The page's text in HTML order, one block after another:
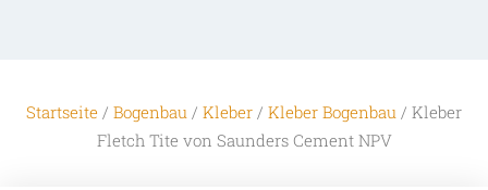
Startseite / Bogenbau / Kleber / Kleber Bogenbau / Kleber
Fletch Tite von Saunders Cement NPV